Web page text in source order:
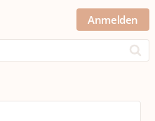
Anmelden